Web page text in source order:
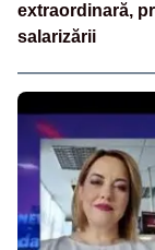
extraordinară,
salarizării